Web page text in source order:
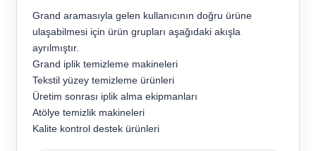
Grand aramasıyla gelen kullanıcının doğru ürüne
ulaşabilmesi için ürün grupları aşağıdaki akışla
ayrılmıştır.
Grand iplik temizleme makineleri
Tekstil yüzey temizleme ürünleri
Üretim sonrası iplik alma ekipmanları
Atölye temizlik makineleri
Kalite kontrol destek ürünleri